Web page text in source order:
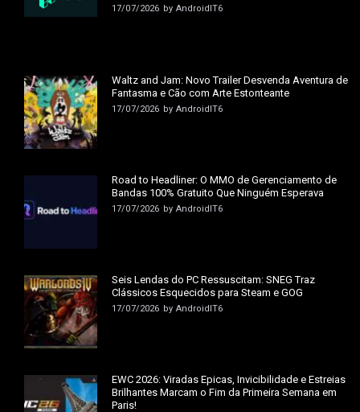
17/07/2026 by AndroidIT6
Waltz and Jam: Novo Trailer Desvenda Aventura de
Fantasma e Cão com Arte Estonteante
17/07/2026 by AndroidIT6
Road to Headliner: O MMO de Gerenciamento de
Bandas 100% Gratuito Que Ninguém Esperava
17/07/2026 by AndroidIT6
Seis Lendas do PC Ressuscitam: SNEG Traz
Clássicos Esquecidos para Steam e GOG
17/07/2026 by AndroidIT6
EWC 2026: Viradas Épicas, Invicibilidade e Estreias
Brilhantes Marcam o Fim da Primeira Semana em
Paris!